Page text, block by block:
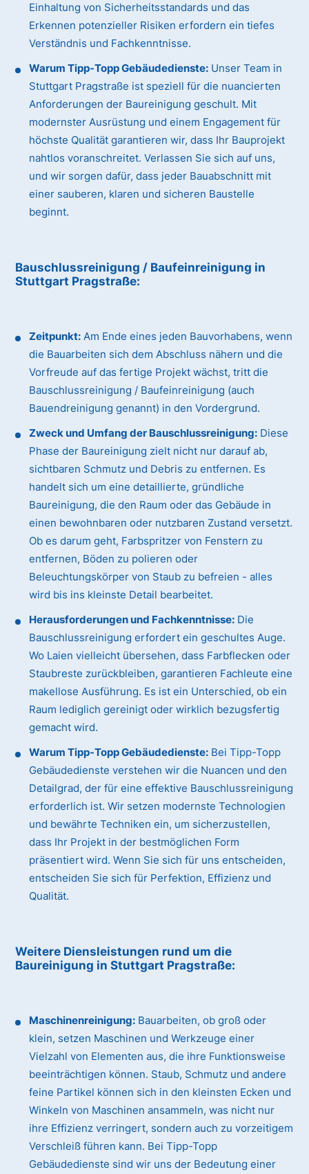
Einhaltung von Sicherheitsstandards und das
Erkennen potenzieller Risiken erfordern ein tiefes
Verständnis und Fachkenntnisse.
Warum Tipp-Topp Gebäudedienste: Unser Team in
Stuttgart Pragstraße ist speziell für die nuancierten
Anforderungen der Baureinigung geschult. Mit
modernster Ausrüstung und einem Engagement für
höchste Qualität garantieren wir, dass Ihr Bauprojekt
nahtlos voranschreitet. Verlassen Sie sich auf uns,
und wir sorgen dafür, dass jeder Bauabschnitt mit
einer sauberen, klaren und sicheren Baustelle
beginnt.
Bauschlussreinigung / Baufeinreinigung in
Stuttgart Pragstraße:
Zeitpunkt: Am Ende eines jeden Bauvorhabens, wenn
die Bauarbeiten sich dem Abschluss nähern und die
Vorfreude auf das fertige Projekt wächst, tritt die
Bauschlussreinigung / Baufeinreinigung (auch
Bauendreinigung genannt) in den Vordergrund.
Zweck und Umfang der Bauschlussreinigung: Diese
Phase der Baureinigung zielt nicht nur darauf ab,
sichtbaren Schmutz und Debris zu entfernen. Es
handelt sich um eine detaillierte, gründliche
Baureinigung, die den Raum oder das Gebäude in
einen bewohnbaren oder nutzbaren Zustand versetzt.
Ob es darum geht, Farbspritzer von Fenstern zu
entfernen, Böden zu polieren oder
Beleuchtungskörper von Staub zu befreien - alles
wird bis ins kleinste Detail bearbeitet.
Herausforderungen und Fachkenntnisse: Die
Bauschlussreinigung erfordert ein geschultes Auge.
Wo Laien vielleicht übersehen, dass Farbflecken oder
Staubreste zurückbleiben, garantieren Fachleute eine
makellose Ausführung. Es ist ein Unterschied, ob ein
Raum lediglich gereinigt oder wirklich bezugsfertig
gemacht wird.
Warum Tipp-Topp Gebäudedienste: Bei Tipp-Topp
Gebäudedienste verstehen wir die Nuancen und den
Detailgrad, der für eine effektive Bauschlussreinigung
erforderlich ist. Wir setzen modernste Technologien
und bewährte Techniken ein, um sicherzustellen,
dass Ihr Projekt in der bestmöglichen Form
präsentiert wird. Wenn Sie sich für uns entscheiden,
entscheiden Sie sich für Perfektion, Effizienz und
Qualität.
Weitere Diensleistungen rund um die
Baureinigung in Stuttgart Pragstraße:
Maschinenreinigung: Bauarbeiten, ob groß oder
klein, setzen Maschinen und Werkzeuge einer
Vielzahl von Elementen aus, die ihre Funktionsweise
beeinträchtigen können. Staub, Schmutz und andere
feine Partikel können sich in den kleinsten Ecken und
Winkeln von Maschinen ansammeln, was nicht nur
ihre Effizienz verringert, sondern auch zu vorzeitigem
Verschleiß führen kann. Bei Tipp-Topp
Gebäudedienste sind wir uns der Bedeutung einer